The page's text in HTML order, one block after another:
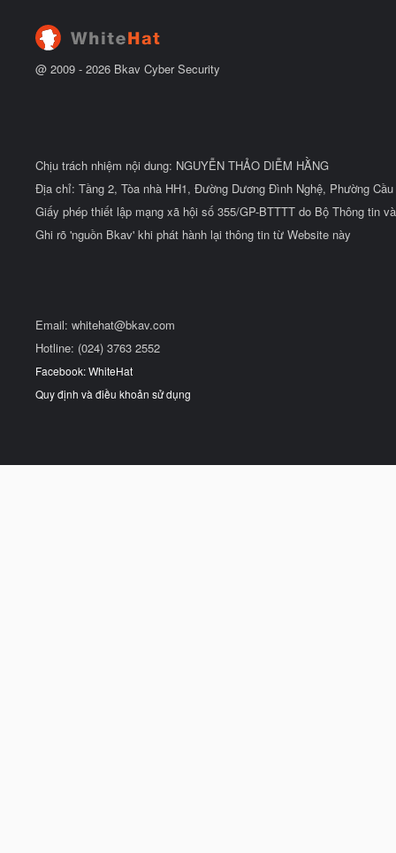
u
@ 2009 - 2026 Bkav Cyber Security
Chịu trách nhiệm nội dung: NGUYỄN THẢO DIỄM HẰNG
Địa chỉ: Tầng 2, Tòa nhà HH1, Đường Dương Đình Nghệ, Phường
Giấy phép thiết lập mạng xã hội số 355/GP-BTTTT do Bộ Thông tin
Ghi rõ 'nguồn Bkav' khi phát hành lại thông tin từ Website này
Email: whitehat@bkav.com
Hotline: (024) 3763 2552
Facebook: WhiteHat
Quy định và điều khoản sử dụng